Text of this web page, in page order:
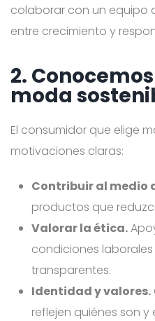
colaborar con un equipo
entre crecimiento y
2.
moda
El consumidor que elige
motivaciones claras:
Contribuir al medio
productos que
Valorar la ética.
condiciones
transparentes.
Identidad y valores.
reflejen quiénes son y